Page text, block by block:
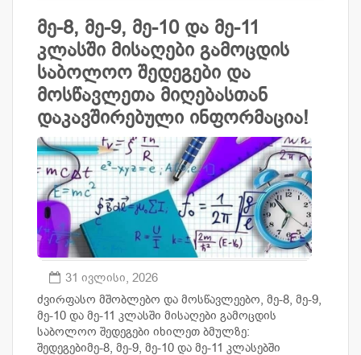
მე-8, მე-9, მე-10 და მე-11
კლასში მისაღები გამოცდის
საბოლოო შედეგები და
მოსწავლეთა მიღებასთან
დაკავშირებული ინფორმაცია!
31 ივლისი, 2026
ძვირფასო მშობლებო და მოსწავლეებო, მე-8, მე-9,
მე-10 და მე-11 კლასში მისაღები გამოცდის
საბოლოო შედეგები იხილეთ ბმულზე:
შედეგებიმე-8, მე-9, მე-10 და მე-11 კლასებში